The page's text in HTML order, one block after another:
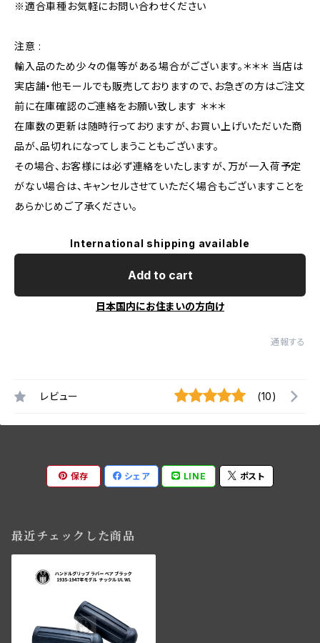
※適合車種お気軽にお問い合わせください
注意 :
輸入品のため少々の傷等がある場合がございます。＊＊＊ 当店は
実店舗・他モールでも販売しておりますので、お急ぎの方はご注文
前に在庫確認のご連絡をお願い致します ＊＊＊
在庫数の更新は随時行っておりますが、お買い上げいただいた商
品が、品切れになってしまうこともございます。
その場合、お客様には必ず連絡をいたしますが、万が一入荷予定
がない場合は、キャンセルさせていただく場合もございますことを
あらかじめご了承ください。
International shipping available
Add to cart
日本国内にお住まいの方向け
通報する
レビュー (10)
保存 シェア LINE ポスト
最近チェックした商品